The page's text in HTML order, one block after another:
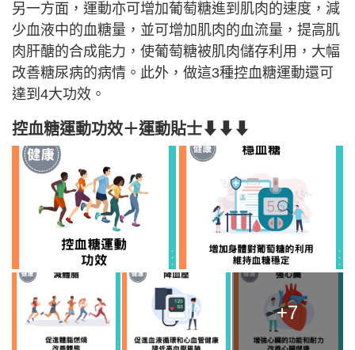
另一方面，運動亦可增加葡萄糖進到肌肉的速度，減
少血液中的血糖量，並可增加肌肉的血流量，提高肌
肉肝醣的合成能力，使葡萄糖被肌肉儲存利用，大幅
改善糖尿病的病情。此外，做這3種控血糖運動還可
達到4大功效。
控血糖運動功效＋運動貼士⬇⬇⬇
+7